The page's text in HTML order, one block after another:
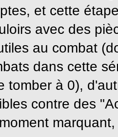
et cette
avec des
au combat
dans cette
tomber à 0),
contre des